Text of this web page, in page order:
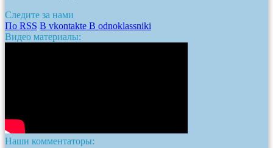
Следите за нами
По RSS В vkontakte В odnoklassniki
Видео материалы:
Наши комментаторы: